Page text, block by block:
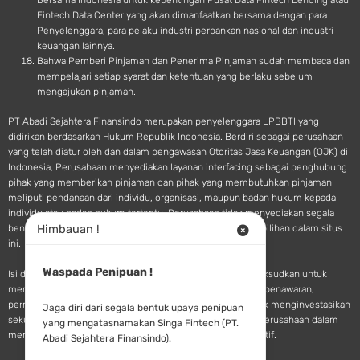
Fintech Data Center yang akan dimanfaatkan bersama dengan para
Penyelenggara, para pelaku industri perbankan nasional dan industri
keuangan lainnya.
Bahwa Pemberi Pinjaman dan Penerima Pinjaman sudah membaca dan
mempelajari setiap syarat dan ketentuan yang berlaku sebelum
mengajukan pinjaman.
PT Abadi Sejahtera Finansindo merupakan penyelenggara LPBBTI yang
didirikan berdasarkan Hukum Republik Indonesia. Berdiri sebagai perusahaan
yang telah diatur oleh dan dalam pengawasan Otoritas Jasa Keuangan (OJK) di
Indonesia, Perusahaan menyediakan layanan interfacing sebagai penghubung
pihak yang memberikan pinjaman dan pihak yang membutuhkan pinjaman
meliputi pendanaan dari individu, organisasi, maupun badan hukum kepada
individu atau badan hukum tertentu. Perusahaan tidak menyediakan segala
bentuk saran atau rekomendasi pendanaan terkait pilihan-pilihan dalam situs
ini.
Isi dan materi yang tersedia pada situs SINGA Fintech dimaksudkan untuk
memberikan informasi dan tidak dianggap sebagai sebuah penawaran,
permohonan, undangan, saran, maupun rekomendasi untuk menginvestasikan
sekuritas, produk pasar modal, atau jasa keuangan lainya. Perusahaan dalam
memberikan jasanya hanya terbatas pada fungsi administratif.
Himbauan !
Waspada Penipuan !
Jaga diri dari segala bentuk upaya penipuan
yang mengatasnamakan Singa Fintech (PT.
Abadi Sejahtera Finansindo).